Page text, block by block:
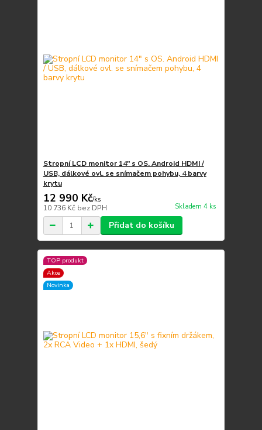
Stropní LCD monitor 14" s OS. Android HDMI /
USB, dálkové ovl. se snímačem pohybu, 4 barvy
krytu
12 990 Kč/ks
10 736 Kč bez DPH Skladem 4 ks
Přidat do košíku
TOP produkt
Akce
Novinka